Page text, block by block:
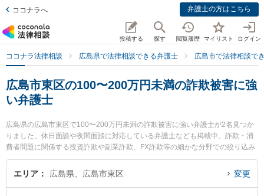
ココナラへ 弁護士の方はこちら
投稿する 探す 閲覧履歴 マイリスト ログイン
ココナラ法律相談 広島県で法律相談できる弁護士 広島市で法律相談で
広島市東区の100〜200万円未満の詐欺被害に強
い弁護士
広島県の広島市東区で100〜200万円未満の詐欺被害に強い弁護士が2名見つか
りました。休日面談や夜間面談に対応している弁護士なども掲載中。詐欺・消
費者問題に関係する投資詐欺や副業詐欺、FX詐欺等の細かな分野での絞り込み
検索もでき便利です。特に弁護士法人共創 広島駅前法律事務所の二井 柳至弁護
士や弁護士法人共創 広島駅前法律事務所の下西 祥平弁護士のプロフィール情報
エリア 広島県、広島市東区 変更